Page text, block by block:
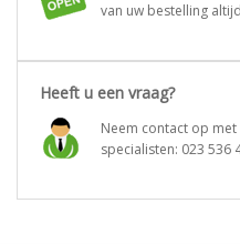
van uw bestelling
Heeft u een vraag?
Neem contact op met
specialisten: 023 536